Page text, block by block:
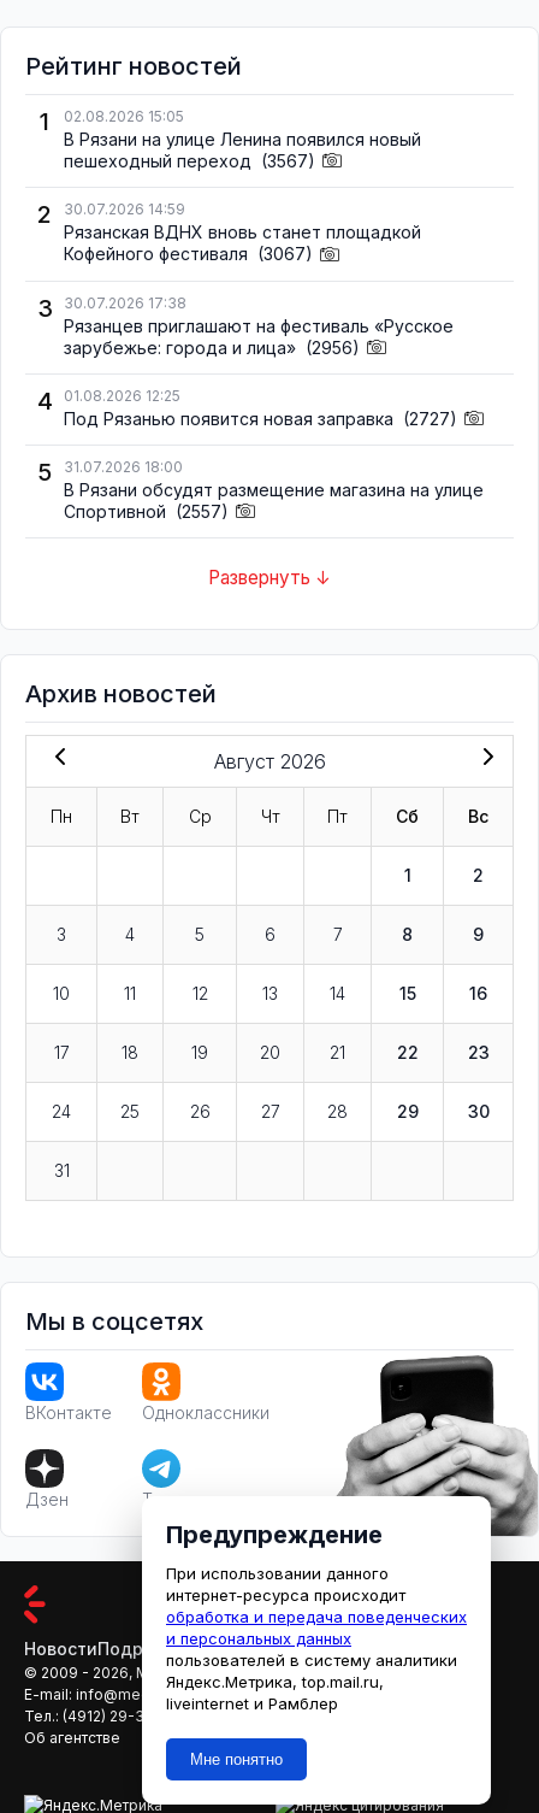
Рейтинг новостей
1
02.08.2026 15:05
В Рязани на улице Ленина появился новый
пешеходный переход (3567)
2 30.07.2026 14:59
Рязанская ВДНХ вновь станет площадкой
Кофейного фестиваля (3067)
3 30.07.2026 17:38
Рязанцев приглашают на фестиваль «Русское
зарубежье: города и лица» (2956)
4 01.08.2026 12:25
Под Рязанью появится новая заправка (2727)
5 31.07.2026 18:00
В Рязани обсудят размещение магазина на улице
Спортивной (2557)
Развернуть ↓
Архив новостей
Август 2026
Пн Вт Ср Чт Пт Сб Вс
1 2
3 4 5 6 7 8 9
10 11 12 13 14 15 16
17 18 19 20 21 22 23
24 25 26 27 28 29 30
31
Мы в соцсетях
ВКонтакте Одноклассники
Дзен Телеграм
НовостиПодробностиАфишаКино
© 2009 - 2026, МЕДИАРЯЗАНЬ
E-mail: info@mediaryazan.ru
reklama@mediaryazan.ru
Тел.: (4912) 29-33-66
Об агентстве
Предупреждение
При использовании данного
интернет-ресурса происходит
обработка и передача поведенческих
и персональных данных
пользователей в систему аналитики
Яндекс.Метрика, top.mail.ru,
liveinternet и Рамблер
Мне понятно